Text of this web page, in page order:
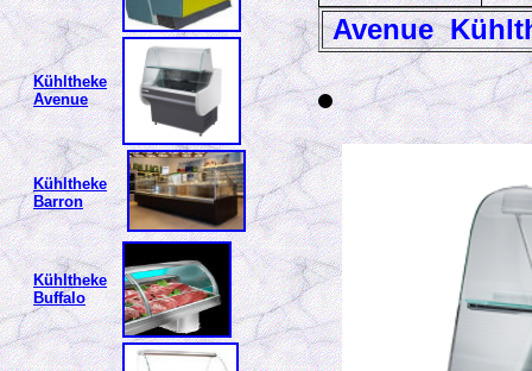
Kühltheke
Avenue
Kühltheke
Barron
Kühltheke
Buffalo
Avenue